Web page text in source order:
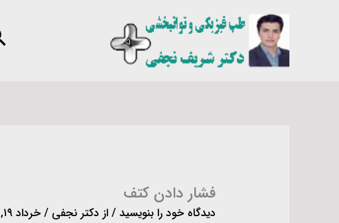
فشار دادن کتف
دیدگاه‌ خود را بنویسید / از دکتر نجفی / خرداد ۱۹, ۱۴۰۰